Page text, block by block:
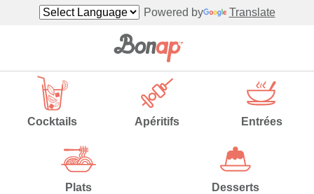
Powered by Translate
Cocktails Apéritifs Entrées
Plats Desserts